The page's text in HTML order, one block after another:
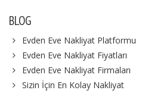
BLOG
Evden Eve Nakliyat Platformu
Evden Eve Nakliyat Fiyatları
Evden Eve Nakliyat Firmaları
Sizin İçin En Kolay Nakliyat